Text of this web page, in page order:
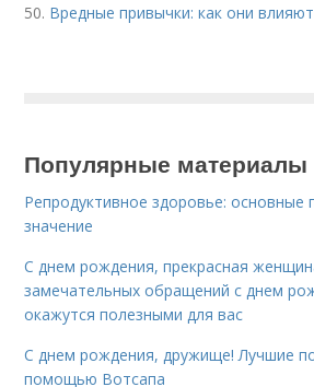
50. Вредные привычки: как они
Популярные материалы
Репродуктивное здоровье: основные
значение
С днем рождения, прекрасная
замечательных обращений с днем
окажутся полезными для вас
С днем рождения, дружище! Лучшие
помощью Вотсапа